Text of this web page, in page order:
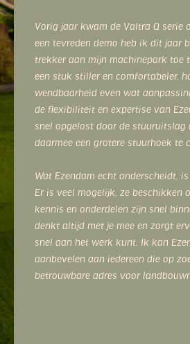
Vorig jaar kwam de Valtra Q serie
een tevreden demo heb ik dit jaar
trekker aan mijn machinepark toe
een stuk stiller en comfortabeler,
wendbaarheid even wat
de flexibiliteit en expertise van
snel opgelost door de stuuruitslag
daarmee een grotere stuurhoek te
Wat Ezendam echt onderscheidt,
Er is veel mogelijk, ze beschikken
kennis en onderdelen zijn snel
denkt altijd met je mee en zorgt
snel aan het werk kunt. Ik kan
aanbevelen aan iedereen die op
betrouwbare adres voor